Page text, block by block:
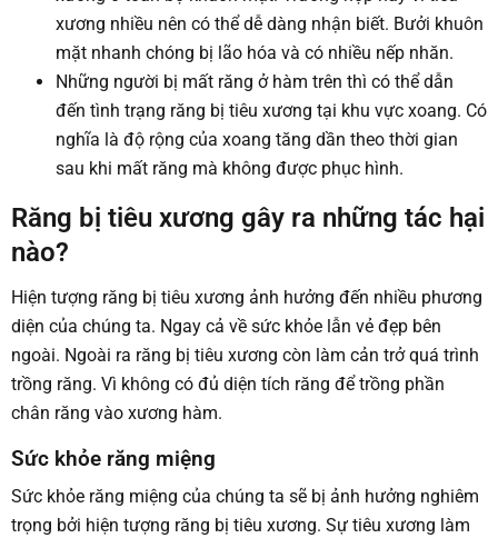
xương nhiều nên có thể dễ dàng nhận biết. Bưởi khuôn
mặt nhanh chóng bị lão hóa và có nhiều nếp nhăn.
Những người bị mất răng ở hàm trên thì có thể dẫn
đến tình trạng răng bị tiêu xương tại khu vực xoang. Có
nghĩa là độ rộng của xoang tăng dần theo thời gian
sau khi mất răng mà không được phục hình.
Răng bị tiêu xương gây ra những tác hại
nào?
Hiện tượng răng bị tiêu xương ảnh hưởng đến nhiều phương
diện của chúng ta. Ngay cả về sức khỏe lẫn vẻ đẹp bên
ngoài. Ngoài ra răng bị tiêu xương còn làm cản trở quá trình
trồng răng. Vì không có đủ diện tích răng để trồng phần
chân răng vào xương hàm.
Sức khỏe răng miệng
Sức khỏe răng miệng của chúng ta sẽ bị ảnh hưởng nghiêm
trọng bởi hiện tượng răng bị tiêu xương. Sự tiêu xương làm